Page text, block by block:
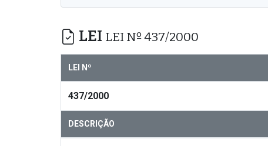
LEI LEI Nº 437/2000
LEI Nº
437/2000
DESCRIÇÃO